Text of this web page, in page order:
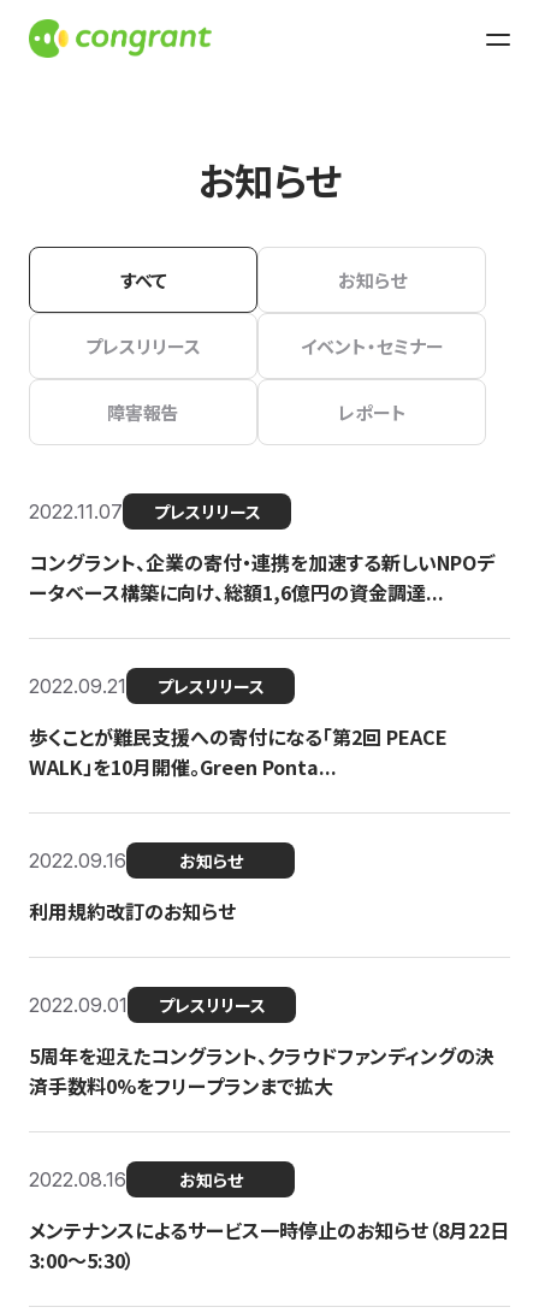
お知らせ
すべて お知らせ
プレスリリース イベント・セミナー
障害報告 レポート
2022.11.07 プレスリリース
コングラント、企業の寄付・連携を加速する新しいNPOデ
ータベース構築に向け、総額1,6億円の資金調達...
2022.09.21 プレスリリース
歩くことが難民支援への寄付になる「第2回 PEACE
WALK」を10月開催。Green Ponta...
2022.09.16 お知らせ
利用規約改訂のお知らせ
2022.09.01 プレスリリース
5周年を迎えたコングラント、クラウドファンディングの決
済手数料0%をフリープランまで拡大
2022.08.16 お知らせ
メンテナンスによるサービス一時停止のお知らせ（8月22日
3:00〜5:30）